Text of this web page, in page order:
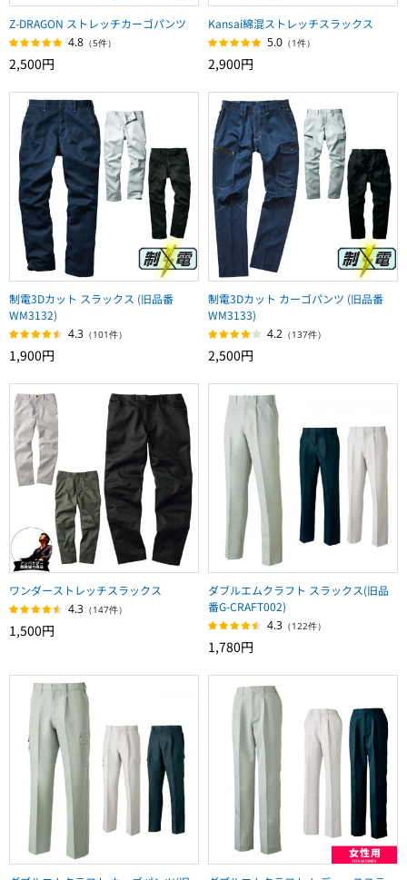
Z-DRAGON ストレッチカーゴパンツ
4.8 （5件）
2,500円
Kansai綿混ストレッチスラックス
5.0 （1件）
2,900円
制電3Dカット スラックス (旧品番
WM3132)
4.3 （101件）
1,900円
制電3Dカット カーゴパンツ (旧品番
WM3133)
4.2 （137件）
2,500円
ワンダーストレッチスラックス
4.3 （147件）
1,500円
ダブルエムクラフト スラックス(旧品
番G-CRAFT002)
4.3 （122件）
1,780円